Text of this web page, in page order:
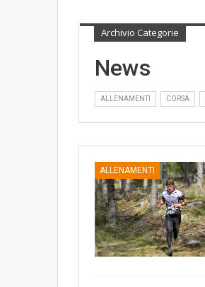
Archivio Categorie
News
ALLENAMENTI CORSA
ALLENAMENTI